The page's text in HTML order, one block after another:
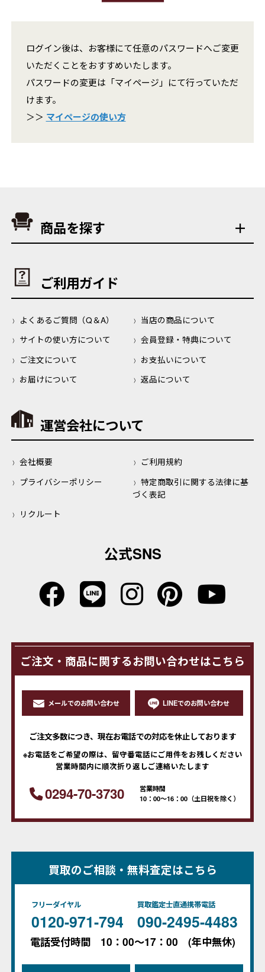
ログイン後は、お客様にて任意のパスワードへご変更
いただくことをおすすめいたします。
パスワードの変更は「マイページ」にて行っていただ
けます。
＞＞ マイページの使い方
商品を探す
ご利用ガイド
よくあるご質問（Q＆A）
当店の商品について
サイトの使い方について
会員登録・特典について
ご注文について
お支払いについて
お届けについて
返品について
運営会社について
会社概要
ご利用規約
プライバシーポリシー
特定商取引に関する法律に基
づく表記
リクルート
公式SNS
ご注文・商品に関するお問い合わせはこちら
メールでのお問い合わせ LINEでのお問い合わせ
ご注文多数につき、現在お電話での対応を休止しております
※お電話をご希望の際は、留守番電話にご用件をお残しください
営業時間内に順次折り返しご連絡いたします
0294-70-3730
営業時間
10：00～16：00（土日祝を除く）
買取のご相談・無料査定はこちら
フリーダイヤル
0120-971-794
買取鑑定士直通携帯電話
090-2495-4483
電話受付時間 10：00～17：00 (年中無休)